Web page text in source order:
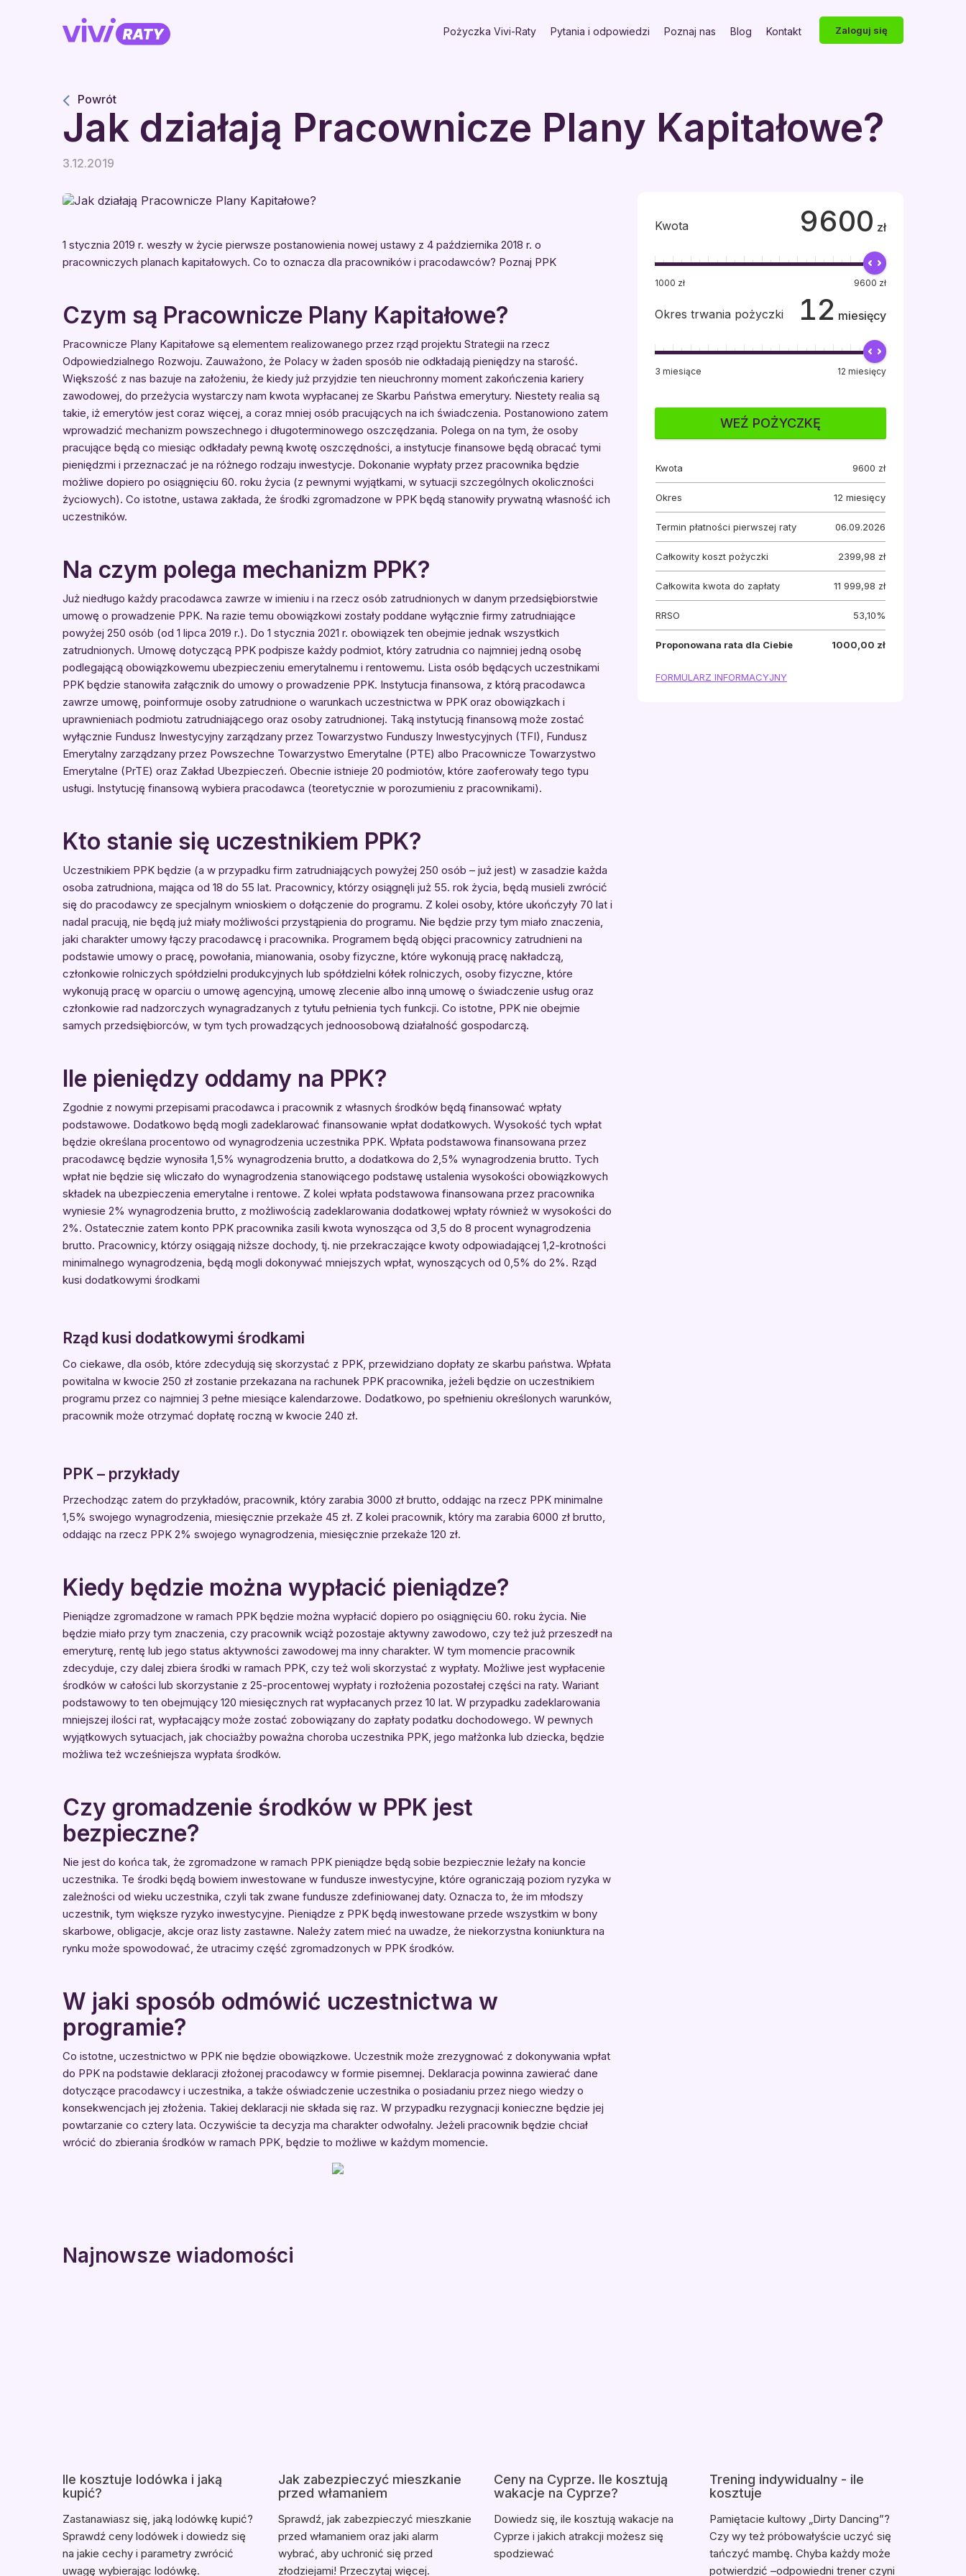
Pożyczka Vivi-Raty Pytania i odpowiedzi Poznaj nas Blog Kontakt Zaloguj się
Powrót
Jak działają Pracownicze Plany Kapitałowe?
3.12.2019
1 stycznia 2019 r. weszły w życie pierwsze postanowienia nowej ustawy z 4 października 2018 r. o
pracowniczych planach kapitałowych. Co to oznacza dla pracowników i pracodawców? Poznaj PPK
Czym są Pracownicze Plany Kapitałowe?
Pracownicze Plany Kapitałowe są elementem realizowanego przez rząd projektu Strategii na rzecz
Odpowiedzialnego Rozwoju. Zauważono, że Polacy w żaden sposób nie odkładają pieniędzy na starość.
Większość z nas bazuje na założeniu, że kiedy już przyjdzie ten nieuchronny moment zakończenia kariery
zawodowej, do przeżycia wystarczy nam kwota wypłacanej ze Skarbu Państwa emerytury. Niestety realia są
takie, iż emerytów jest coraz więcej, a coraz mniej osób pracujących na ich świadczenia. Postanowiono zatem
wprowadzić mechanizm powszechnego i długoterminowego oszczędzania. Polega on na tym, że osoby
pracujące będą co miesiąc odkładały pewną kwotę oszczędności, a instytucje finansowe będą obracać tymi
pieniędzmi i przeznaczać je na różnego rodzaju inwestycje. Dokonanie wypłaty przez pracownika będzie
możliwe dopiero po osiągnięciu 60. roku życia (z pewnymi wyjątkami, w sytuacji szczególnych okoliczności
życiowych). Co istotne, ustawa zakłada, że środki zgromadzone w PPK będą stanowiły prywatną własność ich
uczestników.
Na czym polega mechanizm PPK?
Już niedługo każdy pracodawca zawrze w imieniu i na rzecz osób zatrudnionych w danym przedsiębiorstwie
umowę o prowadzenie PPK. Na razie temu obowiązkowi zostały poddane wyłącznie firmy zatrudniające
powyżej 250 osób (od 1 lipca 2019 r.). Do 1 stycznia 2021 r. obowiązek ten obejmie jednak wszystkich
zatrudnionych. Umowę dotyczącą PPK podpisze każdy podmiot, który zatrudnia co najmniej jedną osobę
podlegającą obowiązkowemu ubezpieczeniu emerytalnemu i rentowemu. Lista osób będących uczestnikami
PPK będzie stanowiła załącznik do umowy o prowadzenie PPK. Instytucja finansowa, z którą pracodawca
zawrze umowę, poinformuje osoby zatrudnione o warunkach uczestnictwa w PPK oraz obowiązkach i
uprawnieniach podmiotu zatrudniającego oraz osoby zatrudnionej. Taką instytucją finansową może zostać
wyłącznie Fundusz Inwestycyjny zarządzany przez Towarzystwo Funduszy Inwestycyjnych (TFI), Fundusz
Emerytalny zarządzany przez Powszechne Towarzystwo Emerytalne (PTE) albo Pracownicze Towarzystwo
Emerytalne (PrTE) oraz Zakład Ubezpieczeń. Obecnie istnieje 20 podmiotów, które zaoferowały tego typu
usługi. Instytucję finansową wybiera pracodawca (teoretycznie w porozumieniu z pracownikami).
Kto stanie się uczestnikiem PPK?
Uczestnikiem PPK będzie (a w przypadku firm zatrudniających powyżej 250 osób – już jest) w zasadzie każda
osoba zatrudniona, mająca od 18 do 55 lat. Pracownicy, którzy osiągnęli już 55. rok życia, będą musieli zwrócić
się do pracodawcy ze specjalnym wnioskiem o dołączenie do programu. Z kolei osoby, które ukończyły 70 lat i
nadal pracują, nie będą już miały możliwości przystąpienia do programu. Nie będzie przy tym miało znaczenia,
jaki charakter umowy łączy pracodawcę i pracownika. Programem będą objęci pracownicy zatrudnieni na
podstawie umowy o pracę, powołania, mianowania, osoby fizyczne, które wykonują pracę nakładczą,
członkowie rolniczych spółdzielni produkcyjnych lub spółdzielni kółek rolniczych, osoby fizyczne, które
wykonują pracę w oparciu o umowę agencyjną, umowę zlecenie albo inną umowę o świadczenie usług oraz
członkowie rad nadzorczych wynagradzanych z tytułu pełnienia tych funkcji. Co istotne, PPK nie obejmie
samych przedsiębiorców, w tym tych prowadzących jednoosobową działalność gospodarczą.
Ile pieniędzy oddamy na PPK?
Zgodnie z nowymi przepisami pracodawca i pracownik z własnych środków będą finansować wpłaty
podstawowe. Dodatkowo będą mogli zadeklarować finansowanie wpłat dodatkowych. Wysokość tych wpłat
będzie określana procentowo od wynagrodzenia uczestnika PPK. Wpłata podstawowa finansowana przez
pracodawcę będzie wynosiła 1,5% wynagrodzenia brutto, a dodatkowa do 2,5% wynagrodzenia brutto. Tych
wpłat nie będzie się wliczało do wynagrodzenia stanowiącego podstawę ustalenia wysokości obowiązkowych
składek na ubezpieczenia emerytalne i rentowe. Z kolei wpłata podstawowa finansowana przez pracownika
wyniesie 2% wynagrodzenia brutto, z możliwością zadeklarowania dodatkowej wpłaty również w wysokości do
2%. Ostatecznie zatem konto PPK pracownika zasili kwota wynosząca od 3,5 do 8 procent wynagrodzenia
brutto. Pracownicy, którzy osiągają niższe dochody, tj. nie przekraczające kwoty odpowiadającej 1,2-krotności
minimalnego wynagrodzenia, będą mogli dokonywać mniejszych wpłat, wynoszących od 0,5% do 2%. Rząd
kusi dodatkowymi środkami
Rząd kusi dodatkowymi środkami
Co ciekawe, dla osób, które zdecydują się skorzystać z PPK, przewidziano dopłaty ze skarbu państwa. Wpłata
powitalna w kwocie 250 zł zostanie przekazana na rachunek PPK pracownika, jeżeli będzie on uczestnikiem
programu przez co najmniej 3 pełne miesiące kalendarzowe. Dodatkowo, po spełnieniu określonych warunków,
pracownik może otrzymać dopłatę roczną w kwocie 240 zł.
PPK – przykłady
Przechodząc zatem do przykładów, pracownik, który zarabia 3000 zł brutto, oddając na rzecz PPK minimalne
1,5% swojego wynagrodzenia, miesięcznie przekaże 45 zł. Z kolei pracownik, który ma zarabia 6000 zł brutto,
oddając na rzecz PPK 2% swojego wynagrodzenia, miesięcznie przekaże 120 zł.
Kiedy będzie można wypłacić pieniądze?
Pieniądze zgromadzone w ramach PPK będzie można wypłacić dopiero po osiągnięciu 60. roku życia. Nie
będzie miało przy tym znaczenia, czy pracownik wciąż pozostaje aktywny zawodowo, czy też już przeszedł na
emeryturę, rentę lub jego status aktywności zawodowej ma inny charakter. W tym momencie pracownik
zdecyduje, czy dalej zbiera środki w ramach PPK, czy też woli skorzystać z wypłaty. Możliwe jest wypłacenie
środków w całości lub skorzystanie z 25-procentowej wypłaty i rozłożenia pozostałej części na raty. Wariant
podstawowy to ten obejmujący 120 miesięcznych rat wypłacanych przez 10 lat. W przypadku zadeklarowania
mniejszej ilości rat, wypłacający może zostać zobowiązany do zapłaty podatku dochodowego. W pewnych
wyjątkowych sytuacjach, jak chociażby poważna choroba uczestnika PPK, jego małżonka lub dziecka, będzie
możliwa też wcześniejsza wypłata środków.
Czy gromadzenie środków w PPK jest
bezpieczne?
Nie jest do końca tak, że zgromadzone w ramach PPK pieniądze będą sobie bezpiecznie leżały na koncie
uczestnika. Te środki będą bowiem inwestowane w fundusze inwestycyjne, które ograniczają poziom ryzyka w
zależności od wieku uczestnika, czyli tak zwane fundusze zdefiniowanej daty. Oznacza to, że im młodszy
uczestnik, tym większe ryzyko inwestycyjne. Pieniądze z PPK będą inwestowane przede wszystkim w bony
skarbowe, obligacje, akcje oraz listy zastawne. Należy zatem mieć na uwadze, że niekorzystna koniunktura na
rynku może spowodować, że utracimy część zgromadzonych w PPK środków.
W jaki sposób odmówić uczestnictwa w
programie?
Co istotne, uczestnictwo w PPK nie będzie obowiązkowe. Uczestnik może zrezygnować z dokonywania wpłat
do PPK na podstawie deklaracji złożonej pracodawcy w formie pisemnej. Deklaracja powinna zawierać dane
dotyczące pracodawcy i uczestnika, a także oświadczenie uczestnika o posiadaniu przez niego wiedzy o
konsekwencjach jej złożenia. Takiej deklaracji nie składa się raz. W przypadku rezygnacji konieczne będzie jej
powtarzanie co cztery lata. Oczywiście ta decyzja ma charakter odwołalny. Jeżeli pracownik będzie chciał
wrócić do zbierania środków w ramach PPK, będzie to możliwe w każdym momencie.
Kwota 9600 zł
1000 zł 9600 zł
Okres trwania pożyczki 12 miesięcy
3 miesiące 12 miesięcy
WEŹ POŻYCZKĘ
Kwota 9600 zł
Okres 12 miesięcy
Termin płatności pierwszej raty 06.09.2026
Całkowity koszt pożyczki 2399,98 zł
Całkowita kwota do zapłaty 11 999,98 zł
RRSO 53,10%
Proponowana rata dla Ciebie 1000,00 zł
FORMULARZ INFORMACYJNY
Najnowsze wiadomości
Ile kosztuje lodówka i jaką
kupić?
Zastanawiasz się, jaką lodówkę kupić?
Sprawdź ceny lodówek i dowiedz się
na jakie cechy i parametry zwrócić
uwagę wybierając lodówkę.
Jak zabezpieczyć mieszkanie
przed włamaniem
Sprawdź, jak zabezpieczyć mieszkanie
przed włamaniem oraz jaki alarm
wybrać, aby uchronić się przed
złodziejami! Przeczytaj więcej.
Ceny na Cyprze. Ile kosztują
wakacje na Cyprze?
Dowiedz się, ile kosztują wakacje na
Cyprze i jakich atrakcji możesz się
spodziewać
Trening indywidualny - ile
kosztuje
Pamiętacie kultowy „Dirty Dancing”?
Czy wy też próbowałyście uczyć się
tańczyć mambę. Chyba każdy może
potwierdzić –odpowiedni trener czyni